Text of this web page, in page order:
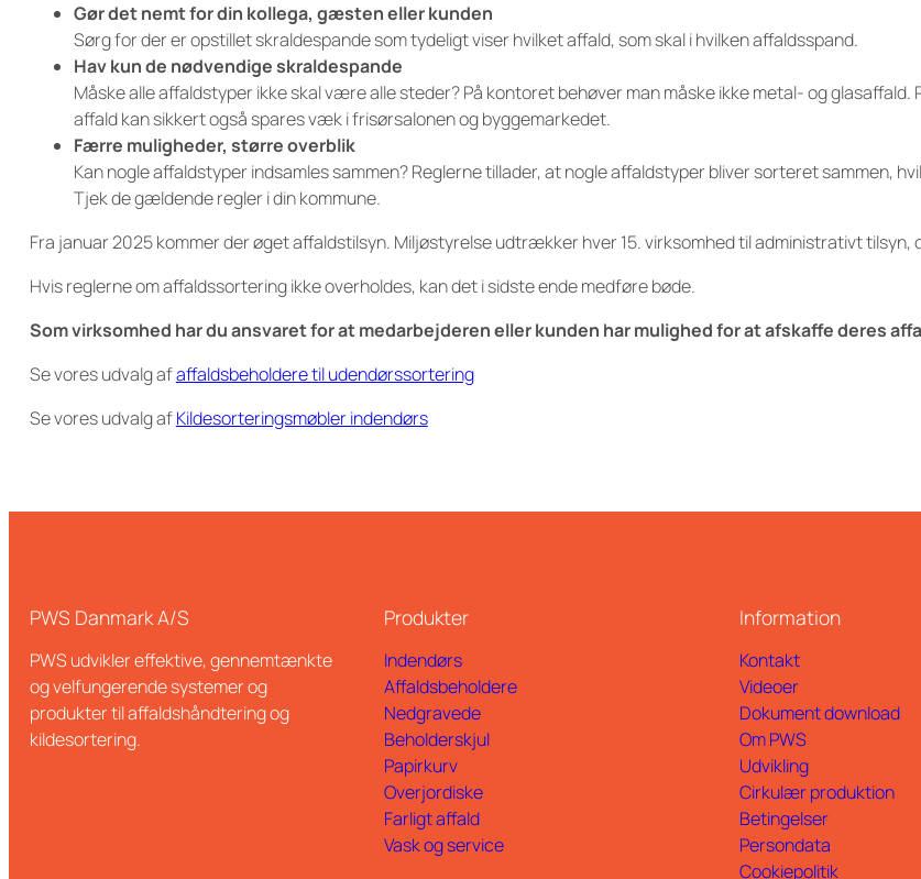
Gør det nemt for din kollega, gæsten eller kunden
Sørg for der er opstillet skraldespande som tydeligt viser hvilket affald, som skal i hvilken affaldsspand.
Hav kun de nødvendige skraldespande
Måske alle affaldstyper ikke skal være alle steder? På kontoret behøver man måske ikke metal- og
affald kan sikkert også spares væk i frisørsalonen og byggemarkedet.
Færre muligheder, større overblik
Kan nogle affaldstyper indsamles sammen? Reglerne tillader, at nogle affaldstyper bliver sorteret sammen,
Tjek de gældende regler i din kommune.
Fra januar 2025 kommer der øget affaldstilsyn. Miljøstyrelse udtrækker hver 15. virksomhed til administrativt
Hvis reglerne om affaldssortering ikke overholdes, kan det i sidste ende medføre bøde.
Som virksomhed har du ansvaret for at medarbejderen eller kunden har mulighed for at afskaffe deres
Se vores udvalg afaffaldsbeholdere til udendørssortering
Se vores udvalg afKildesorteringsmøbler indendørs
PWS Danmark A/S
PWS udvikler effektive, gennemtænkte
og velfungerende systemer og
produkter til affaldshåndtering og
kildesortering.
Produkter
Indendørs
Affaldsbeholdere
Nedgravede
Beholderskjul
Papirkurv
Overjordiske
Farligt affald
Vask og service
Information
Kontakt
Videoer
Dokument download
Om PWS
Udvikling
Cirkulær produktion
Betingelser
Persondata
Cookiepolitik